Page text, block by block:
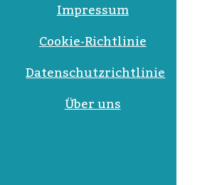
Impressum
Cookie-Richtlinie
Datenschutzrichtlinie
Über uns